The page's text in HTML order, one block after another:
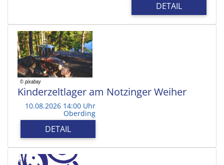
DETAIL
Kinderzeltlager am Notzinger Weiher
10.08.2026 14:00 Uhr
Oberding
DETAIL